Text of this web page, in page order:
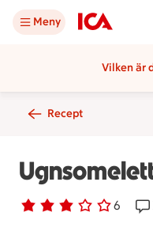
Meny
Vilken är
Recept
Betyg 2.8 av 5. 6
6 personer har röstat